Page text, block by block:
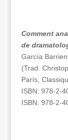
Comment
de
García
(Trad.
París,
ISBN: 978-2-
ISBN: 978-2-